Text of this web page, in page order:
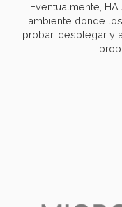
Eventualmente,
ambiente donde
probar, desplegar y